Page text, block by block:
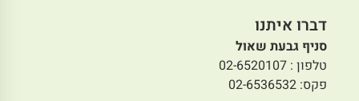
דברו איתנו
סניף גבעת שאול
טלפון : 02-6520107
פקס: 02-6536532